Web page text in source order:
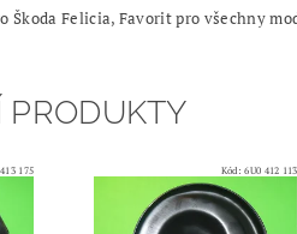
Škoda Felicia, Favorit pro všechny
PRODUKTY
175 Kód:6U0 412 113